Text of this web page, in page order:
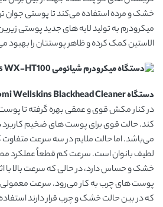
خشک و مرده استفاده می‌کند تا پوستی جوان
میکرودرم به تولید لایه های جدید پوستی زیرین
الاستین کمک کرده و ظاهر پوستتان را بهبود
دستگاهWellskins Blackhead Cleaner
در کنار مکش قوی و عمقی بهره گرفته تا
کند. حالت قوی برای پوست های ضخیم کاربرد
می‌باشد. اما حالت ملایم در سه سرعت
لطیف بانوان است. سرعت کم قطعاً عملکرد
خشک و حساس دارد، در حالی که سرعت بالا با
پوست های چرب به کار می‌رود. سرعت معمولی
که در بین حالت خشک و چرب قرار دارند